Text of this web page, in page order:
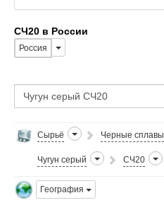
СЧ20 в России
Россия
Сырьё Черные сплавы
Чугун серый СЧ20
География